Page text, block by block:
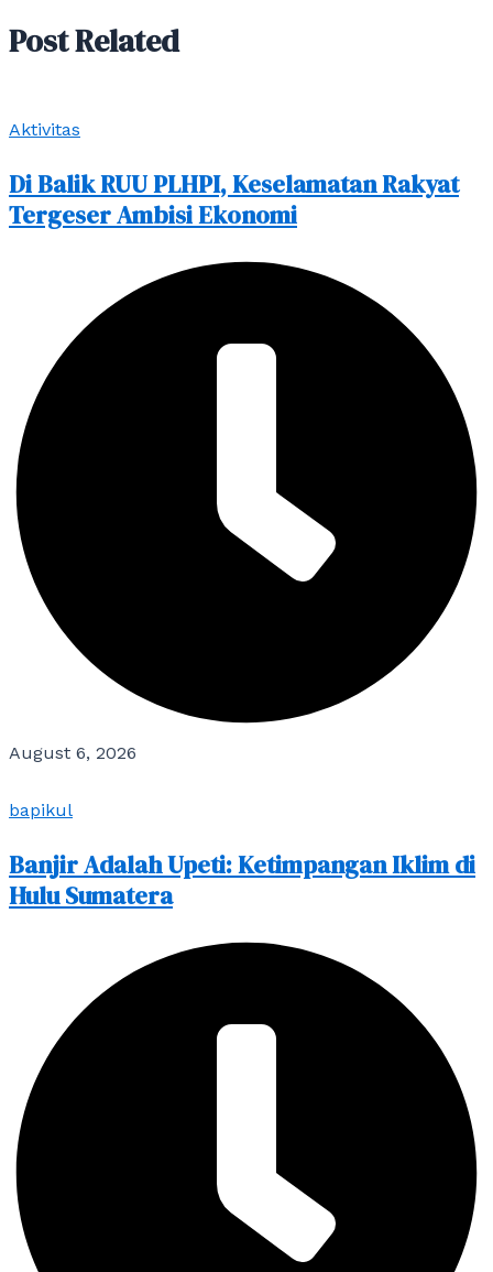
Post Related
Aktivitas
Di Balik RUU PLHPI, Keselamatan Rakyat
Tergeser Ambisi Ekonomi
August 6, 2026
bapikul
Banjir Adalah Upeti: Ketimpangan Iklim di
Hulu Sumatera